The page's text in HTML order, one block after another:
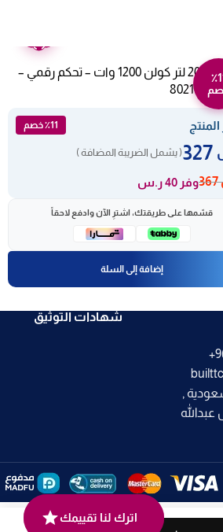
ميكروويف 20 لتر كولن 1200 وات – تحكم رقمي –
٪11 خصم
( يشمل الضريبة المضافة )
367 وفر 40 ر.س
قسّمها على طريقتك، اشترِ الآن وادفع لاحقاً
إضافة إلى السلة
,
شهادات التوثيق
اترك لنا تقييمك